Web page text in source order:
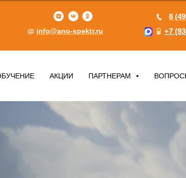
+7
8
info@ano-spektr.ru
АКЦИИ ПАРТНЕРАМ